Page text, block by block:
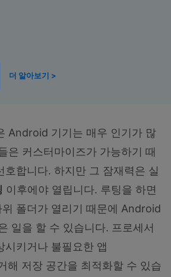
펴보기
까?
전 업데이트를 제공
이드, 전문가 팁 및 최
더 알아보기 >
Android 기기는 매우 인기가 많
은 커스터마이즈가 가능하기 때
호합니다. 하지만 그 잠재력은 실
이후에야 열립니다. 루팅을 하면
폴더가 열리기 때문에 Android
일을 할 수 있습니다. 프로세서
시키거나 불필요한 앱
해 저장 공간을 최적화할 수 있습